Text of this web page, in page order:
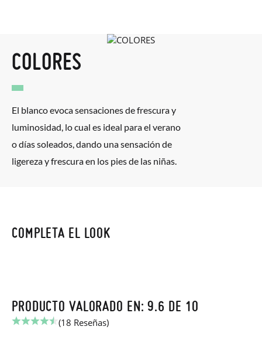
COLORES
El blanco evoca sensaciones de frescura y
luminosidad, lo cual es ideal para el verano
o días soleados, dando una sensación de
ligereza y frescura en los pies de las niñas.
COMPLETA EL LOOK
PRODUCTO VALORADO EN: 9.6 DE 10
(18 Reseñas)